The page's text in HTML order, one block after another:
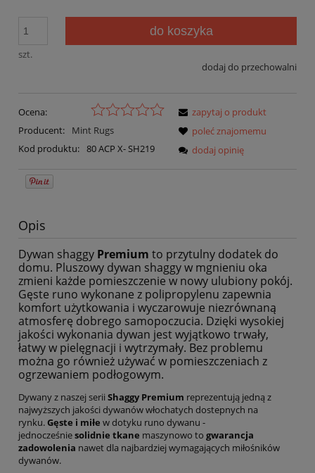
szt.
do koszyka
dodaj do przechowalni
Ocena:
Producent:
Mint Rugs
Kod produktu: 80 ACP X- SH219
zapytaj o produkt
poleć znajomemu
dodaj opinię
Opis
Dywan shaggy Premium to przytulny dodatek do
domu. Pluszowy dywan shaggy w mgnieniu oka
zmieni każde pomieszczenie w nowy ulubiony pokój.
Gęste runo wykonane z polipropylenu zapewnia
komfort użytkowania i wyczarowuje niezrównaną
atmosferę dobrego samopoczucia. Dzięki wysokiej
jakości wykonania dywan jest wyjątkowo trwały,
łatwy w pielęgnacji i wytrzymały. Bez problemu
można go również używać w pomieszczeniach z
ogrzewaniem podłogowym.
Dywany z naszej serii Shaggy Premium reprezentują jedną z
najwyższych jakości dywanów włochatych dostepnych na
rynku.Gęste i miłe w dotyku runo dywanu -
jednocześniesolidnie tkane maszynowo to gwarancja
zadowolenia nawet dla najbardziej wymagających miłośników
dywanów.